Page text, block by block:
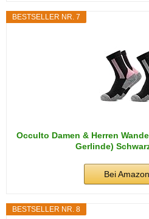
BESTSELLER NR. 7
Occulto Damen & Herren
Gerlinde)
Bei
BESTSELLER NR. 8